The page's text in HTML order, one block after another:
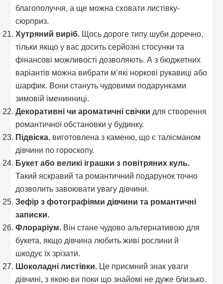
благополуччя, а ще можна сховати листівку-
сюрприз.
Хутряний виріб. Щось дороге типу шуби доречно,
тільки якщо у вас досить серйозні стосунки та
фінансові можливості дозволяють. А з бюджетних
варіантів можна вибрати м’які норкові рукавиці або
шарфик. Вони стануть чудовими подарунками
зимовій іменинниці.
Декоративні чи ароматичні свічки для створення
романтичної обстановки у будинку.
Підвіска, виготовлена з каменю, що є талісманом
дівчини по гороскопу.
Букет або великі іграшки з повітряних куль.
Такий яскравий та романтичний подарунок точно
дозволить завоювати увагу дівчини.
Зефір з фотографіями дівчини та романтичні
записки.
Флораріум. Він стане чудово альтернативою для
букета, якщо дівчина любить живі рослини й
шкодує їх зрізати.
Шоколадні листівки. Це приємний знак уваги
дівчині, з якою ви поки що знайомі не дуже близько.